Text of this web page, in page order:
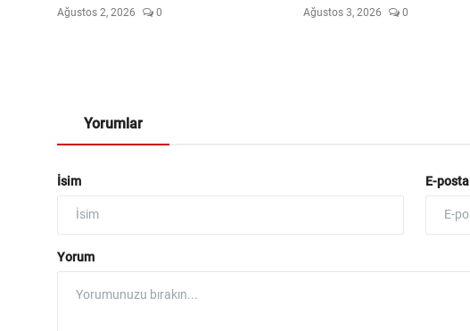
Ağustos 2, 2026 0 Ağustos 3, 2026 0
Yorumlar
İsim E-posta
Yorum